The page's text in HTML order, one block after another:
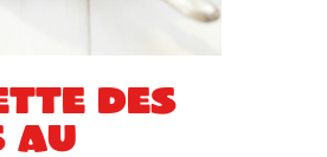
des
au